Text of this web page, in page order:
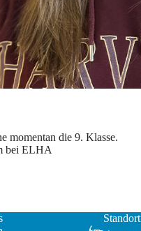
momentan die 9. Klasse.
bei ELHA
Standort